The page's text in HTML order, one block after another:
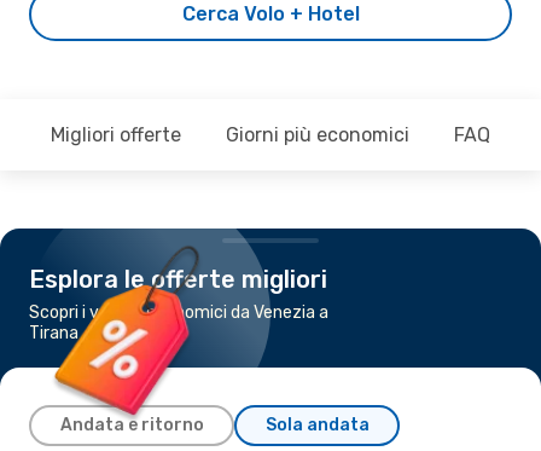
Cerca Volo + Hotel
Migliori offerte Giorni più economici FAQ
Esplora le offerte migliori
Scopri i voli più economici da Venezia a
Tirana
Andata e ritorno Sola andata